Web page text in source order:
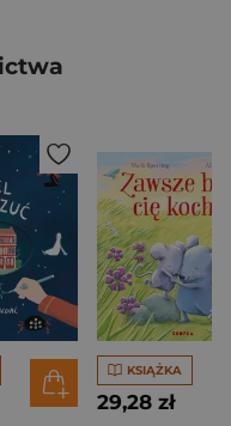
KSIĄŻKA
29,28 zł